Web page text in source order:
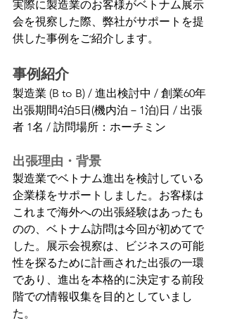
実際に製造業のお客様がベトナム展示
会を視察した際、弊社がサポートを提
供した事例をご紹介します。
事例紹介
​製造業 (B to B) / 進出検討中 / 創業60年
出張期間4泊5日(機内泊－1泊)日 / 出張
者 1名 / 訪問場所：ホーチミン
出張理由・背景
製造業でベトナム進出を検討している
企業様をサポートしました。お客様は
これまで海外への出張経験はあったも
のの、ベトナム訪問は今回が初めてで
した。展示会視察は、ビジネスの可能
性を探るために計画された出張の一環
であり、進出を本格的に決定する前段
階での情報収集を目的としていまし
た。